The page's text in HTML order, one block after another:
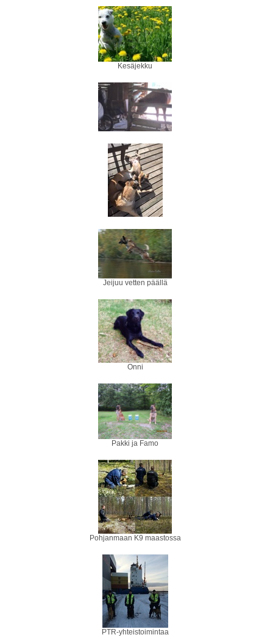
Kesäjekku
Jeijuu vetten päällä
Onni
Pakki ja Famo
Pohjanmaan K9 maastossa
PTR-yhteistoimintaa